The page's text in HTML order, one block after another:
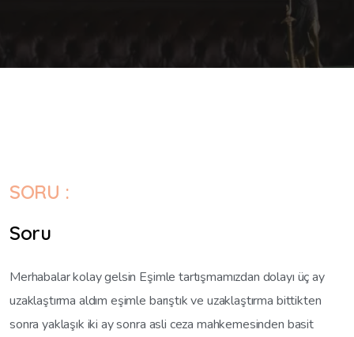
SORU :
Soru
Merhabalar kolay gelsin Eşimle tartışmamızdan dolayı üç ay
uzaklaştırma aldım eşimle barıştık ve uzaklaştırma bittikten
sonra yaklaşık iki ay sonra asli ceza mahkemesinden basit